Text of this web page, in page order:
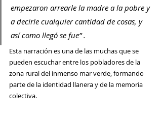
empezaron arrearle la madre a la pobre y
a decirle cualquier cantidad de cosas, y
así como llegó se fue” .
Esta narración es una de las muchas que se
pueden escuchar entre los pobladores de la
zona rural del inmenso mar verde, formando
parte de la identidad llanera y de la memoria
colectiva.